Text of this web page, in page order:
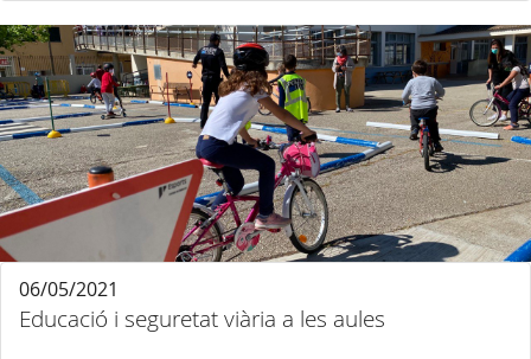
Educació i seguretat viària a les aules
06/05/2021